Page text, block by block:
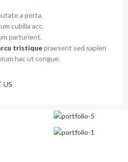
a porta.
cubilia acc.
parturient.
tristiquepraesent sed sapien
hac ut congue.
US